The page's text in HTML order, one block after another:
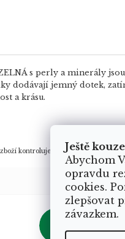
Ještě
Abychom
opravdu
cookies.
zlepšovat
závazkem.
s perly a minerály
dodávají jemný dotek,
a krásu.
kontrolujeme. Pokud budete
hvězdiček.
Kristýna